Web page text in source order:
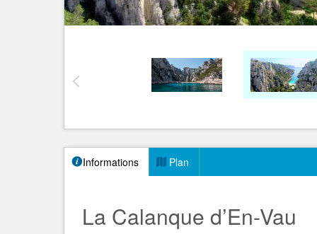
Informations Plan
La Calanque d’En-Vau